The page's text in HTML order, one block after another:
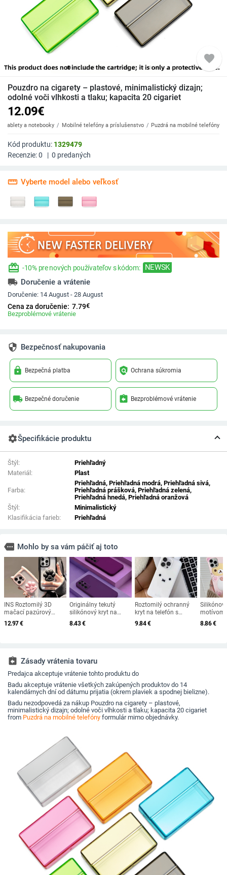
favorite
Pouzdro na cigarety – plastové, minimalistický dizajn;
odolné voči vlhkosti a tlaku; kapacita 20 cigariet
12.09€
tablety a notebooky Mobilné telefóny a príslušenstvo Puzdrá na mobilné telefóny
Kód produktu: 1329479
Recenzie:0 | 0 predaných
straighten Vyberte model alebo veľkosť
redeem -10% pre nových používateľov s kódom: NEWSK
local_shipping Doručenie a vrátenie
Doručenie: 14 August - 28 August
Cena za doručenie: 7.79€
Bezproblémové vrátenie
security Bezpečnosť nakupovania
lock Bezpečná platba policy Ochrana súkromia
local_shipping Bezpečné doručenie assignment_return Bezproblémové vrátenie
settingsŠpecifikácie produktu
Štýl:
Priehľadný
Materiál:
Plast
Farba:
Priehľadná, Priehľadná modrá, Priehľadná sivá,
Priehľadná prášková, Priehľadná zelená,
Priehľadná hnedá, Priehľadná oranžová
Štýl:
Minimalistický
Klasifikácia farieb:
Priehľadná
more Mohlo by sa vám páčiť aj toto
INS Roztomilý 3D
mačací pazúrový
úchop držiak na
telefón pre iPhone 15
12.97€
Originálny tekutý
silikónový kryt na
telefón pre Samsung
Galaxy S24 S23 S22
8.43€
Roztomilý ochranný
kryt na telefón s
zajačikom vhodný pre
iPhone 11 12 13 14 15
9.84€
motívom
pre
8.86€
assignment_return Zásady vrátenia tovaru
Predajca akceptuje vrátenie tohto produktu do
Badu akceptuje vrátenie všetkých zakúpených produktov do 14
kalendárnych dní od dátumu prijatia (okrem plaviek a spodnej bielizne).
Badu nezodpovedá za nákup Pouzdro na cigarety – plastové,
minimalistický dizajn; odolné voči vlhkosti a tlaku; kapacita 20 cigariet
from Puzdrá na mobilné telefóny formulár mimo objednávky.